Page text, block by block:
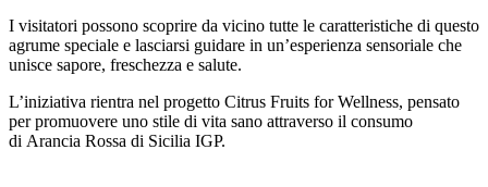
I visitatori possono scoprire da vicino tutte le caratteristiche di questo
agrume speciale e lasciarsi guidare in un’esperienza sensoriale che
unisce sapore, freschezza e salute.
L’iniziativa rientra nel progetto Citrus Fruits for Wellness, pensato
per promuovere uno stile di vita sano attraverso il consumo
di Arancia Rossa di Sicilia IGP.